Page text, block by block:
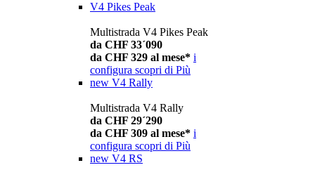
V4 Pikes Peak
Multistrada V4 Pikes Peak
da CHF 33´090
da CHF 329 al mese* i
configura scopri di Più
new V4 Rally
Multistrada V4 Rally
da CHF 29´290
da CHF 309 al mese* i
configura scopri di Più
new V4 RS